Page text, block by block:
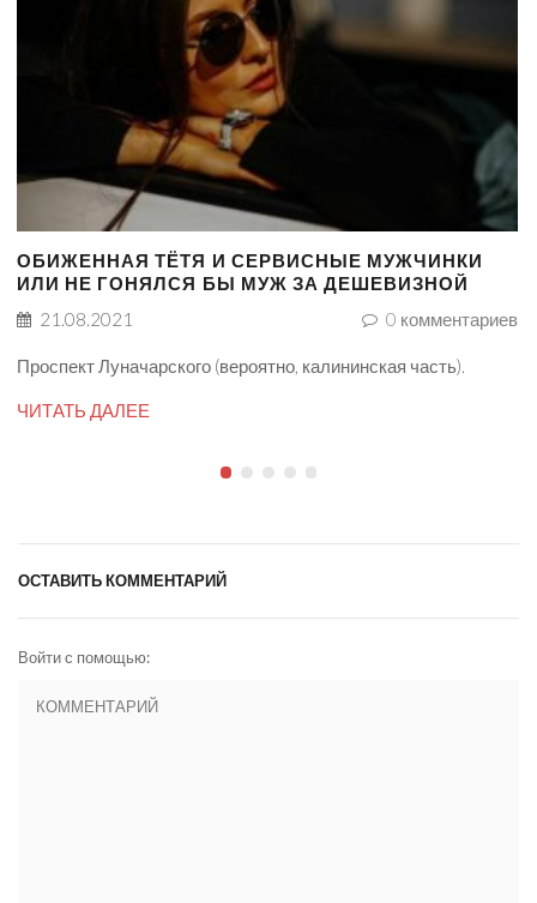
ОБИЖЕННАЯ ТЁТЯ И СЕРВИСНЫЕ МУЖЧИНКИ
ИЛИ НЕ ГОНЯЛСЯ БЫ МУЖ ЗА ДЕШЕВИЗНОЙ
21.08.2021
0 комментариев
Проспект Луначарского (вероятно, калининская часть).
ЧИТАТЬ ДАЛЕЕ
ОСТАВИТЬ КОММЕНТАРИЙ
Войти с помощью: